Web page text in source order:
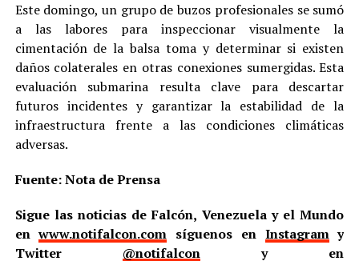
Este domingo, un grupo de buzos profesionales se sumó
a las labores para inspeccionar visualmente la
cimentación de la balsa toma y determinar si existen
daños colaterales en otras conexiones sumergidas. Esta
evaluación submarina resulta clave para descartar
futuros incidentes y garantizar la estabilidad de la
infraestructura frente a las condiciones climáticas
adversas.
Fuente: Nota de Prensa
Sigue las noticias de Falcón, Venezuela y el Mundo
enwww.notifalcon.com síguenos en Instagramy
Twitter @notifalcony en